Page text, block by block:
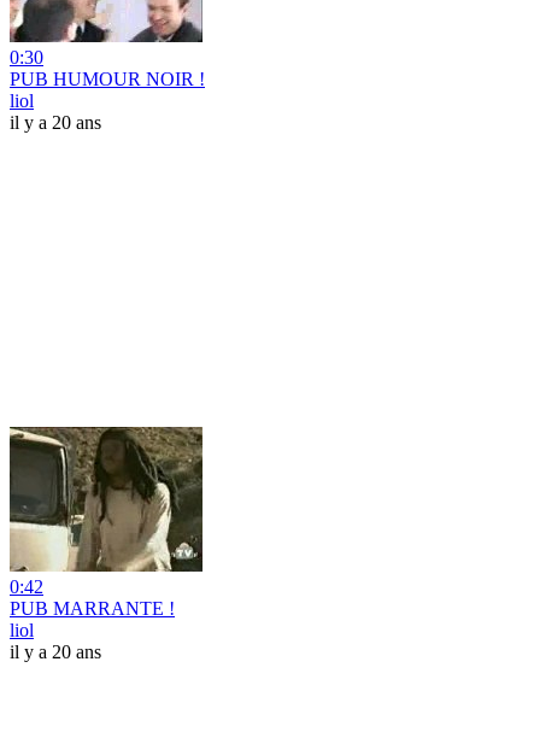
0:30
PUB HUMOUR NOIR !
liol
il y a 20 ans
0:42
PUB MARRANTE !
liol
il y a 20 ans